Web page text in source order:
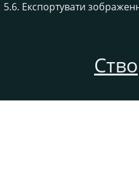
5.6. Експортувати